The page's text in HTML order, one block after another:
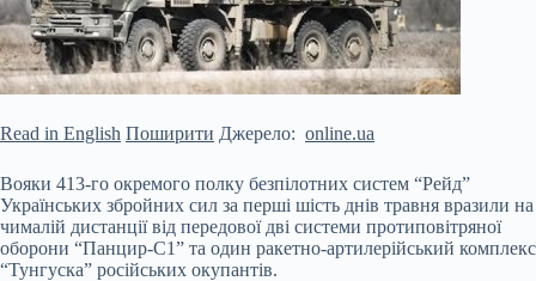
Read in English Поширити Джерело: online.ua
Вояки 413-го окремого полку безпілотних систем “Рейд”
Українських збройних сил за перші шість днів травня вразили на
чималій дистанції від передової дві системи протиповітряної
оборони “Панцир-С1” та один ракетно-артилерійський комплекс
“Тунгуска” російських окупантів.